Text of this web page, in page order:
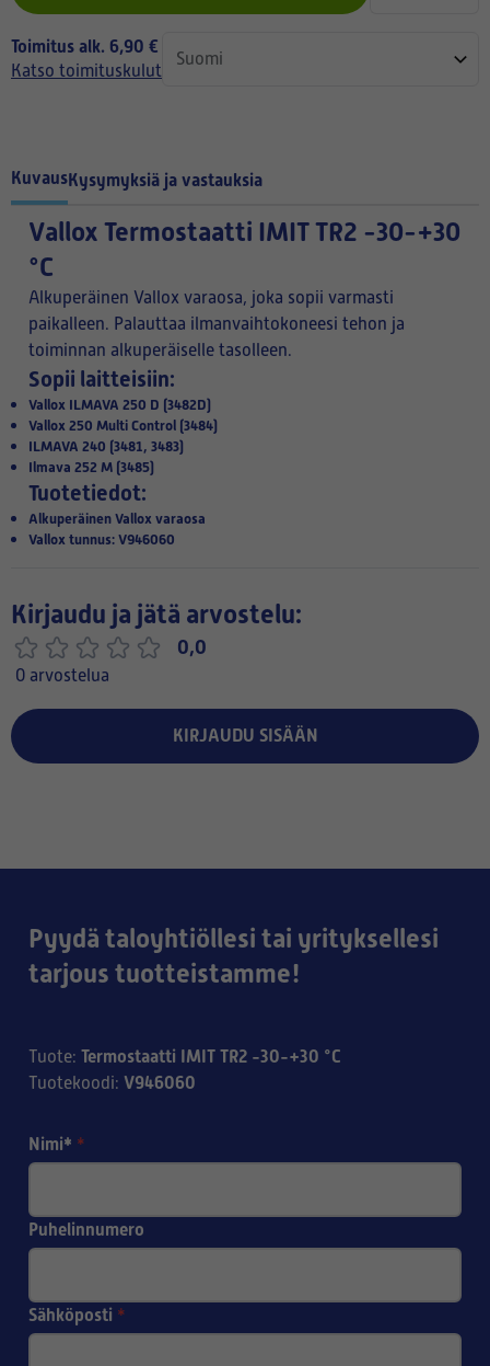
Toimitus alk. 6,90 €
Katso toimituskulut
KuvausKysymyksiä ja vastauksia
Vallox Termostaatti IMIT TR2 -30-+30
°C
Alkuperäinen Vallox varaosa, joka sopii varmasti
paikalleen. Palauttaa ilmanvaihtokoneesi tehon ja
toiminnan alkuperäiselle tasolleen.
Sopii laitteisiin:
Vallox ILMAVA 250 D (3482D)
Vallox 250 Multi Control (3484)
ILMAVA 240 (3481, 3483)
Ilmava 252 M (3485)
Tuotetiedot:
Alkuperäinen Vallox varaosa
Vallox tunnus: V946060
Kirjaudu ja jätä arvostelu:
0,0
0 arvostelua
KIRJAUDU SISÄÄN
Pyydä taloyhtiöllesi tai yrityksellesi
tarjous tuotteistamme!
Tuote: Termostaatti IMIT TR2 -30-+30 °C
Tuotekoodi: V946060
Nimi* *
Puhelinnumero
Sähköposti *